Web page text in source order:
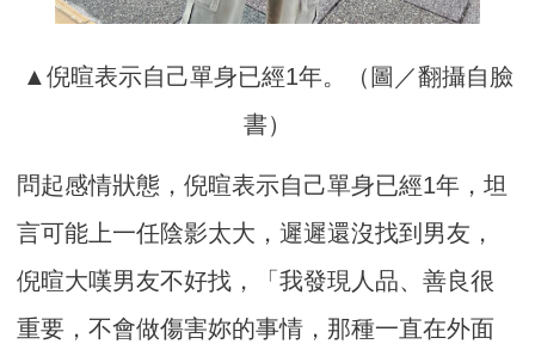
▲倪暄表示自己單身已經1年。（圖／翻攝自臉
書）
問起感情狀態，倪暄表示自己單身已經1年，坦
言可能上一任陰影太大，遲遲還沒找到男友，
倪暄大嘆男友不好找，「我發現人品、善良很
重要，不會做傷害妳的事情，那種一直在外面